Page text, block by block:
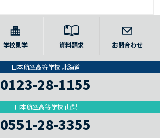
学校見学 資料請求 お問合わせ
日本航空高等学校 北海道
0123-28-1155
日本航空高等学校 山梨
0551-28-3355